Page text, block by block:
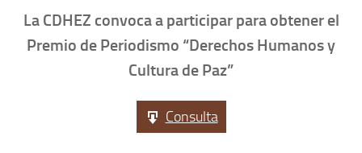
La CDHEZ convoca a participar para obtener el
Premio de Periodismo “Derechos Humanos y
Cultura de Paz”
Consulta